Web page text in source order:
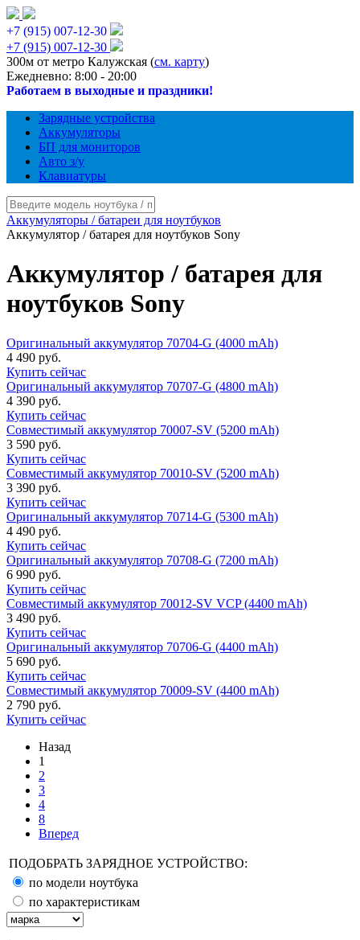
+7 (915) 007-12-30
+7 (915) 007-12-30
300м от метро Калужская (см. карту)
Ежедневно: 8:00 - 20:00
Работаем в выходные и праздники!
Зарядные устройства
Аккумуляторы
БП для мониторов
Авто з/у
Клавиатуры
Аккумуляторы / батареи для ноутбуков
Аккумулятор / батарея для ноутбуков Sony
Аккумулятор / батарея для
ноутбуков Sony
Оригинальный аккумулятор 70704-G (4000 mAh)
4 490 руб.
Купить сейчас
Оригинальный аккумулятор 70707-G (4800 mAh)
4 390 руб.
Купить сейчас
Совместимый аккумулятор 70007-SV (5200 mAh)
3 590 руб.
Купить сейчас
Совместимый аккумулятор 70010-SV (5200 mAh)
3 390 руб.
Купить сейчас
Оригинальный аккумулятор 70714-G (5300 mAh)
4 490 руб.
Купить сейчас
Оригинальный аккумулятор 70708-G (7200 mAh)
6 990 руб.
Купить сейчас
Совместимый аккумулятор 70012-SV VCP (4400 mAh)
3 490 руб.
Купить сейчас
Оригинальный аккумулятор 70706-G (4400 mAh)
5 690 руб.
Купить сейчас
Совместимый аккумулятор 70009-SV (4400 mAh)
2 790 руб.
Купить сейчас
Назад
1
2
3
4
8
Вперед
ПОДОБРАТЬ ЗАРЯДНОЕ УСТРОЙСТВО:
по модели ноутбука
по характеристикам